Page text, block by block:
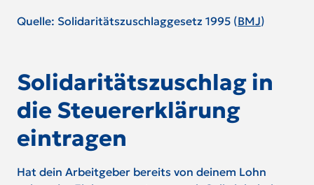
Quelle: Solidaritätszuschlaggesetz 1995 (BMJ)
Solidaritätszuschlag in
die Steuererklärung
eintragen
Hat dein Arbeitgeber bereits von deinem Lohn